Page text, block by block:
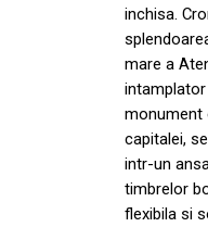
inchisa.
mare a
monument
capitalei,
intr-un
timbrelor
flexibila si